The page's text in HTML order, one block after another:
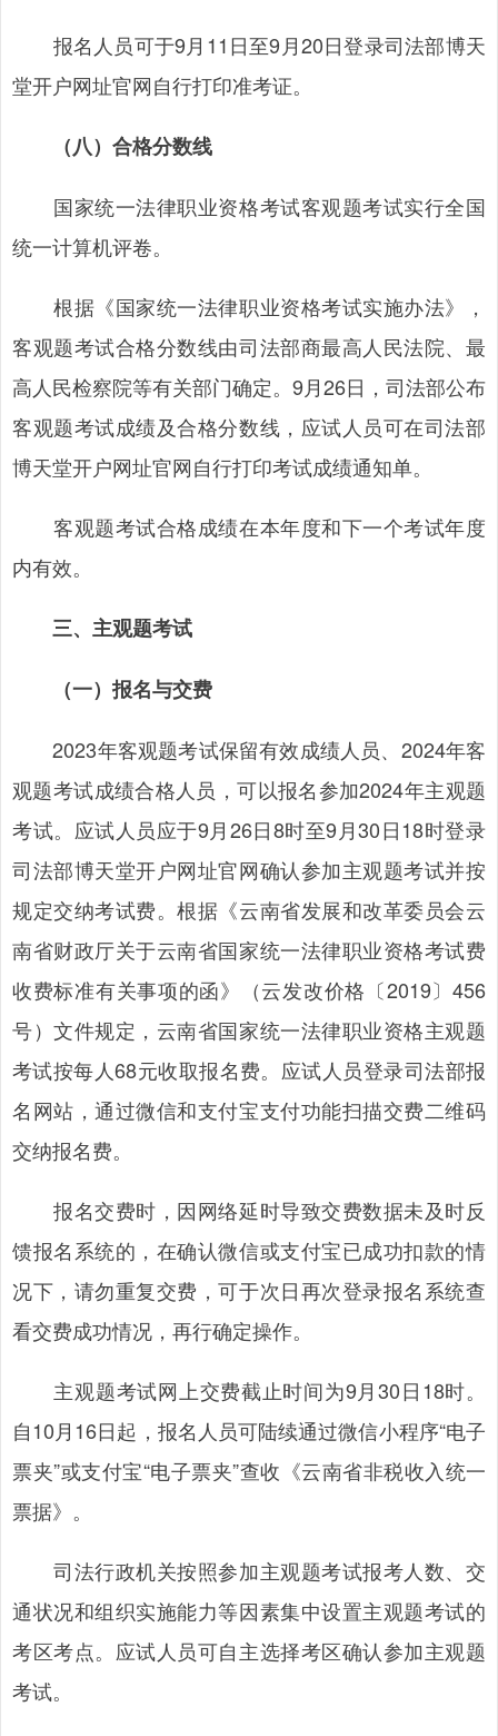
报名人员可于9月11日至9月20日登录司法部博天
堂开户网址官网自行打印准考证。
（八）合格分数线
国家统一法律职业资格考试客观题考试实行全国
统一计算机评卷。
根据《国家统一法律职业资格考试实施办法》，
客观题考试合格分数线由司法部商最高人民法院、最
高人民检察院等有关部门确定。9月26日，司法部公布
客观题考试成绩及合格分数线，应试人员可在司法部
博天堂开户网址官网自行打印考试成绩通知单。
客观题考试合格成绩在本年度和下一个考试年度
内有效。
三、主观题考试
（一）报名与交费
2023年客观题考试保留有效成绩人员、2024年客
观题考试成绩合格人员，可以报名参加2024年主观题
考试。应试人员应于9月26日8时至9月30日18时登录
司法部博天堂开户网址官网确认参加主观题考试并按
规定交纳考试费。根据《云南省发展和改革委员会云
南省财政厅关于云南省国家统一法律职业资格考试费
收费标准有关事项的函》（云发改价格〔2019〕456
号）文件规定，云南省国家统一法律职业资格主观题
考试按每人68元收取报名费。应试人员登录司法部报
名网站，通过微信和支付宝支付功能扫描交费二维码
交纳报名费。
报名交费时，因网络延时导致交费数据未及时反
馈报名系统的，在确认微信或支付宝已成功扣款的情
况下，请勿重复交费，可于次日再次登录报名系统查
看交费成功情况，再行确定操作。
主观题考试网上交费截止时间为9月30日18时。
自10月16日起，报名人员可陆续通过微信小程序“电子
票夹”或支付宝“电子票夹”查收《云南省非税收入统一
票据》。
司法行政机关按照参加主观题考试报考人数、交
通状况和组织实施能力等因素集中设置主观题考试的
考区考点。应试人员可自主选择考区确认参加主观题
考试。